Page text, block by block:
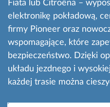
Fiata lub Citroëna –
elektronikę pokładową,
firmy Pioneer oraz
wspomagające, które
bezpieczeństwo. Dzięki
układu jezdnego i
każdej trasie można